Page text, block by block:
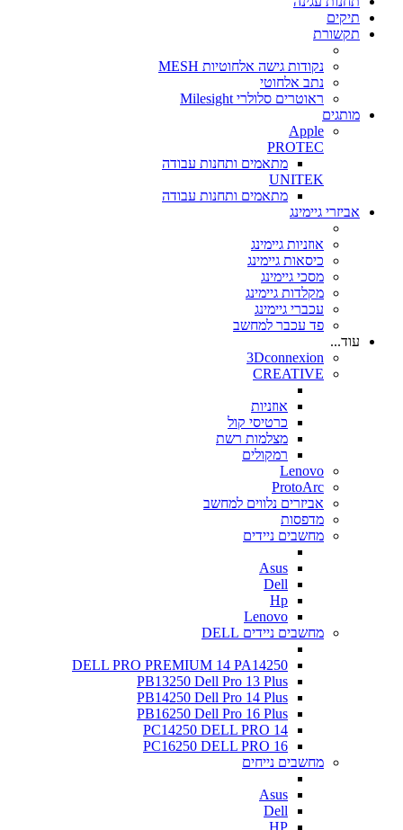
תיקים
תקשורת
נקודות גישה אלחוטיות MESH
נתב אלחוטי
ראוטרים סלולרי Milesight
מותגים
Apple
PROTEC
מתאמים ותחנות עבודה
UNITEK
מתאמים ותחנות עבודה
אביזרי גיימינג
אוזניות גיימינג
כיסאות גיימינג
מסכי גיימינג
מקלדות גיימינג
עכברי גיימינג
פד עכבר למחשב
עוד...
3Dconnexion
CREATIVE
אוזניות
כרטיסי קול
מצלמות רשת
רמקולים
Lenovo
ProtoArc
אביזרים נלווים למחשב
מדפסות
מחשבים ניידים
Asus
Dell
Hp
Lenovo
מחשבים ניידים DELL
DELL PRO PREMIUM 14 PA14250
PB13250 Dell Pro 13 Plus
PB14250 Dell Pro 14 Plus
PB16250 Dell Pro 16 Plus
PC14250 DELL PRO 14
PC16250 DELL PRO 16
מחשבים נייחים
Asus
Dell
HP